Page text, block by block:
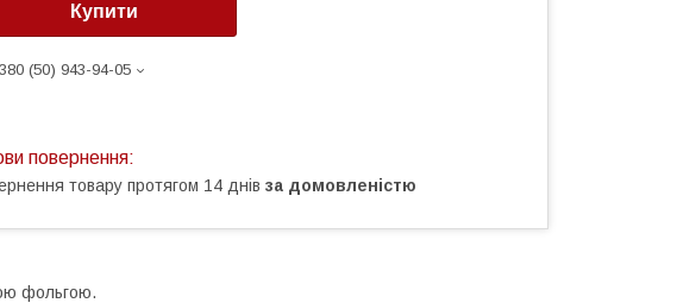
Купити
(50) 943-94-05
товару протягом 14 днів за домовленістю
фольгою.